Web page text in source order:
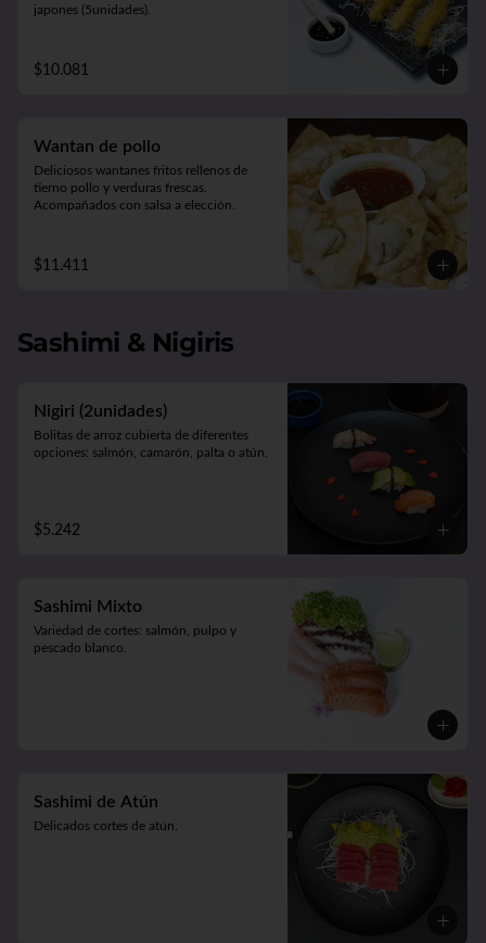
japones (5unidades).
$10.081
Wantan de pollo
Deliciosos wantanes fritos rellenos de
tierno pollo y verduras frescas.
Acompañados con salsa a elección.
$11.411
Sashimi & Nigiris
Nigiri (2unidades)
Bolitas de arroz cubierta de diferentes
opciones: salmón, camarón, palta o atún.
$5.242
Sashimi Mixto
Variedad de cortes: salmón, pulpo y
pescado blanco.
Sashimi de Atún
Delicados cortes de atún.